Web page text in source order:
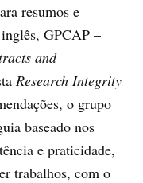
resumos e
inglês, GPCAP –
and
Research Integrity
o grupo
baseado nos
e praticidade,
trabalhos, com o